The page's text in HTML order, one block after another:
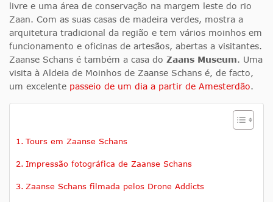
livre e uma área de conservação na margem leste do rio
Zaan. Com as suas casas de madeira verdes, mostra a
arquitetura tradicional da região e tem vários moinhos em
funcionamento e oficinas de artesãos, abertas a visitantes.
Zaanse Schans é também a casa do Zaans Museum. Uma
visita à Aldeia de Moinhos de Zaanse Schans é, de facto,
um excelente passeio de um dia a partir de Amesterdão.
Tours em Zaanse Schans
Impressão fotográfica de Zaanse Schans
Zaanse Schans filmada pelos Drone Addicts